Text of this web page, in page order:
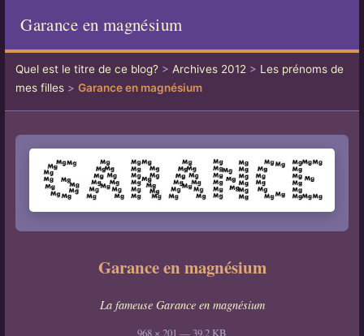
Garance en magnésium
Quel est le titre de ce blog?> Archives 2012 > Les prénoms de
mes filles> Garance en magnésium
Garance en magnésium
La fameuse Garance en magnésium
968 × 201 — 39.2 KB